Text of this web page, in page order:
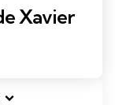
Xavier